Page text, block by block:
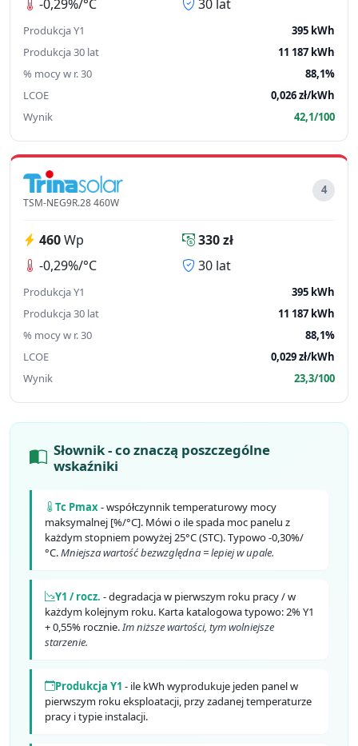
-0,29%/°C
30 lat
Produkcja Y1
395 kWh
Produkcja 30 lat
11 187 kWh
% mocy w r. 30
88,1%
LCOE
0,026 zł/kWh
Wynik
42,1/100
TSM-NEG9R.28 460W
4
460Wp
330 zł
-0,29%/°C
30 lat
Produkcja Y1
395 kWh
Produkcja 30 lat
11 187 kWh
% mocy w r. 30
88,1%
LCOE
0,029 zł/kWh
Wynik
23,3/100
Słownik - co znaczą poszczególne
wskaźniki
Tc Pmax- współczynnik temperaturowy mocy
maksymalnej [%/°C]. Mówi o ile spada moc panelu z
każdym stopniem powyżej 25°C (STC). Typowo -0,30%/
°C.Mniejsza wartość bezwzględna = lepiej w upale.
Y1 / rocz. - degradacja w pierwszym roku pracy / w
każdym kolejnym roku. Karta katalogowa typowo: 2% Y1
+ 0,55% rocznie.Im niższe wartości, tym wolniejsze
starzenie.
Produkcja Y1 - ile kWh wyprodukuje jeden panel w
pierwszym roku eksploatacji, przy zadanej temperaturze
pracy i typie instalacji.